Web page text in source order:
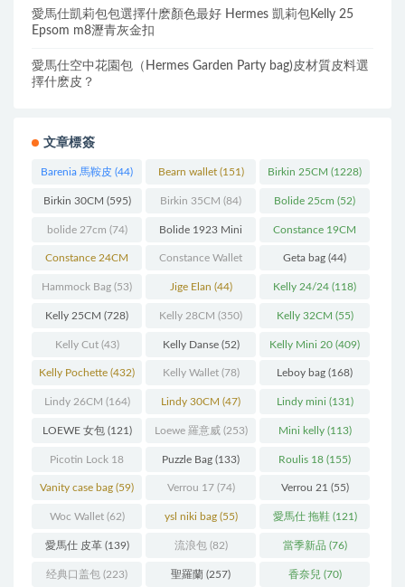
愛馬仕凱莉包包選擇什麽顏色最好 Hermes 凱莉包Kelly 25
Epsom m8瀝青灰金扣
愛馬仕空中花園包（Hermes Garden Party bag)皮材質皮料選
擇什麽皮？
文章標簽
Barenia 馬鞍皮 (44) Bearn wallet(151) Birkin 25CM (1228)
Birkin 30CM (595) Birkin 35CM (84) Bolide 25cm (52)
bolide 27cm (74) Bolide 1923 Mini
(93)
Constance 19CM
(571)
Constance 24CM
(216)
Constance Wallet
(60)
Geta bag (44)
Hammock Bag (53) Jige Elan (44) Kelly 24/24 (118)
Kelly 25CM (728) Kelly 28CM (350) Kelly 32CM (55)
Kelly Cut(43) Kelly Danse(52) Kelly Mini 20 (409)
Kelly Pochette (432) Kelly Wallet(78) Leboy bag (168)
Lindy 26CM (164) Lindy 30CM (47) Lindy mini (131)
LOEWE 女包(121) Loewe 羅意威(253) Mini kelly(113)
Picotin Lock 18
(202)
Puzzle Bag (133) Roulis 18 (155)
Vanity case bag (59) Verrou 17(74) Verrou 21 (55)
Woc Wallet(62) ysl niki bag(55) 愛馬仕 拖鞋(121)
愛馬仕 皮革(139) 流浪包(82) 當季新品 (76)
经典口盖包 (223) 聖羅蘭 (257) 香奈兒 (70)